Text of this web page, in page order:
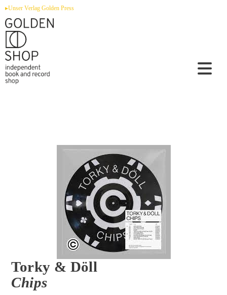
Zum
springen
▸Unser Verlag Golden Press
Torky & Döll
Chips